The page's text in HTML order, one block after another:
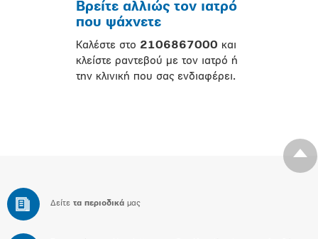
Βρείτε αλλιώς τον ιατρό
που ψάχνετε
Καλέστε στο 2106867000 και
κλείστε ραντεβού με τον ιατρό ή
την κλινική που σας ενδιαφέρει.
Δείτε τα περιοδικά μας